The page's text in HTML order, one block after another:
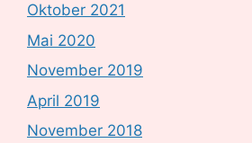
Oktober 2021
Mai 2020
November 2019
April 2019
November 2018